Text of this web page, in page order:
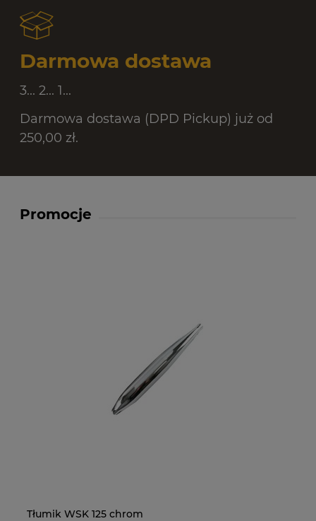
Darmowa dostawa
3... 2... 1...
Darmowa dostawa (DPD Pickup) już od
250,00 zł.
Promocje
Tłumik WSK 125 chrom